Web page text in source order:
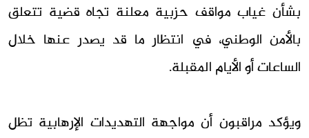
بشأن غياب مواقف حزبية معلنة تجاه قضية تتعلق
بالأمن الوطني، في انتظار ما قد يصدر عنها خلال
الساعات أو الأيام المقبلة.
ويؤكد مراقبون أن مواجهة التهديدات الإرهابية تظل